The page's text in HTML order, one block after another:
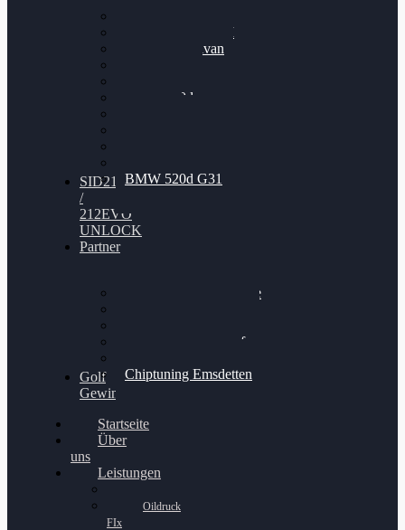
VW Passat 2.0TDI
VW T6 Multivan
BMW 120d
BMW 520d G31
SID212
/
212EVO
UNLOCK
Partner
Bilgenroth Performance
Chiptuning Schüttorf
Chiptuning Emsdetten
Golf
Gewinnspiel
Startseite
Über
uns
Leistungen
Oildruck
FIx